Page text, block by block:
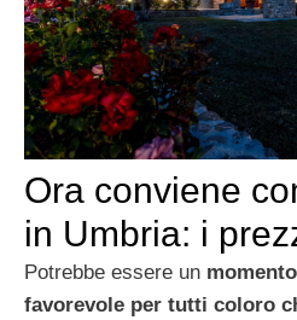
Ora conviene
in Umbria: i
Potrebbe essere un
favorevole per tutti coloro